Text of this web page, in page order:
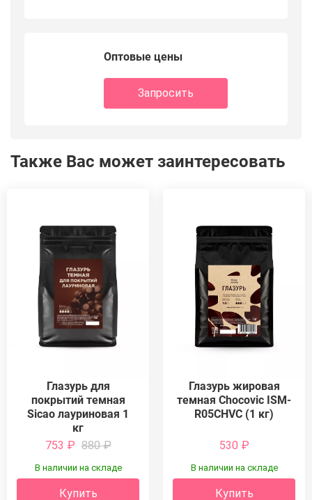
Оптовые цены
Запросить
Также Вас может заинтересовать
Глазурь для
покрытий темная
Sicao лауриновая 1
кг
753 ₽ 880₽
В наличии на складе
Купить
Глазурь жировая
темная Chocovic ISM-
R05CHVC (1 кг)
530 ₽
В наличии на складе
Купить